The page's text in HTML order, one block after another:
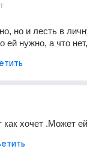
но и лесть в
ей нужно, а что
хочет .Может